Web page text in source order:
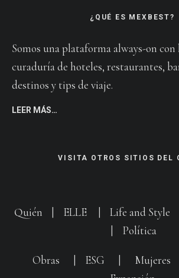
¿QUÉ ES MEXBEST?
Somos una plataforma always-on
curaduría de hoteles, restaurantes,
destinos y tips de viaje.
LEER MÁS…
VISITA OTROS SITIOS DEL
Quién ELLE Life and Style
Política
Obras ESG Mujeres